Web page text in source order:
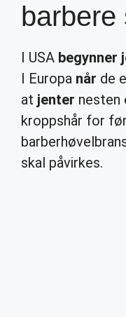
barbere
I USA begynner
I Europa når de
at jenter nesten
kroppshår for
skal påvirkes.